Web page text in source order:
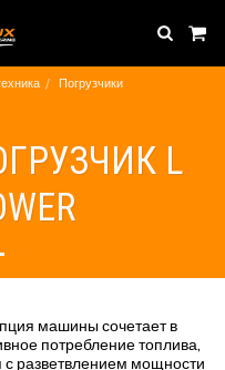
Погрузчики
L
машины сочетает в
потребление топлива,
разветвлением мощности